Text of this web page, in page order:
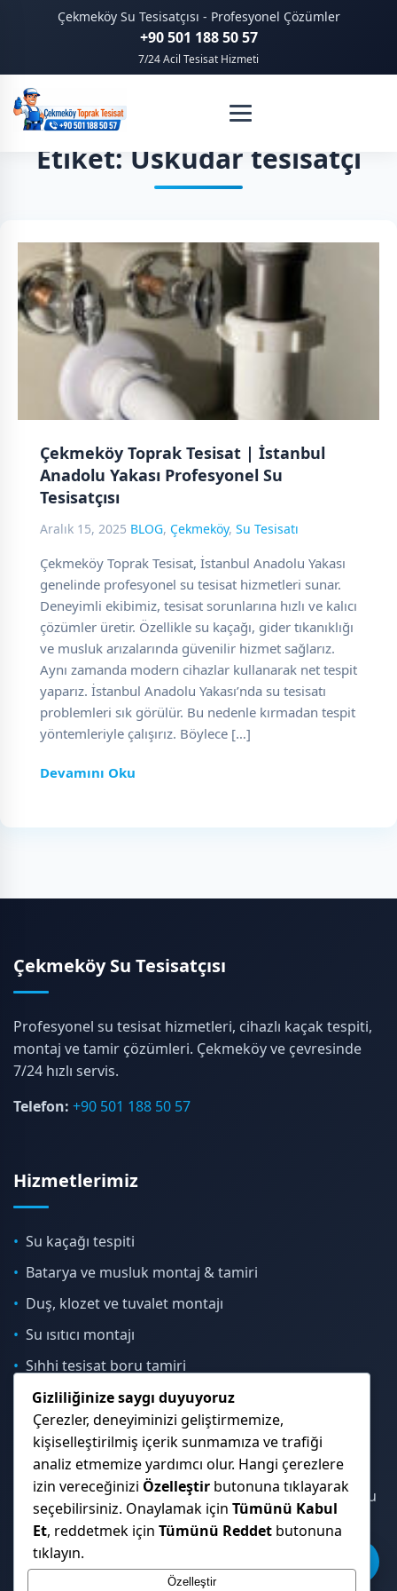
Çekmeköy Su Tesisatçısı - Profesyonel Çözümler
+90 501 188 50 57
7/24 Acil Tesisat Hizmeti
Etiket: Üsküdar tesisatçı
Çekmeköy Toprak Tesisat | İstanbul
Anadolu Yakası Profesyonel Su
Tesisatçısı
Aralık 15, 2025 BLOG, Çekmeköy, Su Tesisatı
Çekmeköy Toprak Tesisat, İstanbul Anadolu Yakası
genelinde profesyonel su tesisat hizmetleri sunar.
Deneyimli ekibimiz, tesisat sorunlarına hızlı ve kalıcı
çözümler üretir. Özellikle su kaçağı, gider tıkanıklığı
ve musluk arızalarında güvenilir hizmet sağlarız.
Aynı zamanda modern cihazlar kullanarak net tespit
yaparız. İstanbul Anadolu Yakası’nda su tesisatı
problemleri sık görülür. Bu nedenle kırmadan tespit
yöntemleriyle çalışırız. Böylece […]
Devamını Oku
Çekmeköy Su Tesisatçısı
Profesyonel su tesisat hizmetleri, cihazlı kaçak tespiti,
montaj ve tamir çözümleri. Çekmeköy ve çevresinde
7/24 hızlı servis.
Telefon: +90 501 188 50 57
Hizmetlerimiz
Su kaçağı tespiti
Batarya ve musluk montaj & tamiri
Duş, klozet ve tuvalet montajı
Su ısıtıcı montajı
Sıhhi tesisat boru tamiri
İletişim & Konum
Çekmeköy, Sancaktepe, Ümraniye ve İstanbul Anadolu
Yakası genelinde hizmet veriyoruz.
Gizliliğinize saygı duyuyoruz
Çerezler, deneyiminizi geliştirmemize,
kişiselleştirilmiş içerik sunmamıza ve trafiği
analiz etmemize yardımcı olur. Hangi çerezlere
izin vereceğinizi Özelleştir butonuna tıklayarak
seçebilirsiniz. Onaylamak için Tümünü Kabul
Et, reddetmek için Tümünü Reddet butonuna
tıklayın.
Özelleştir